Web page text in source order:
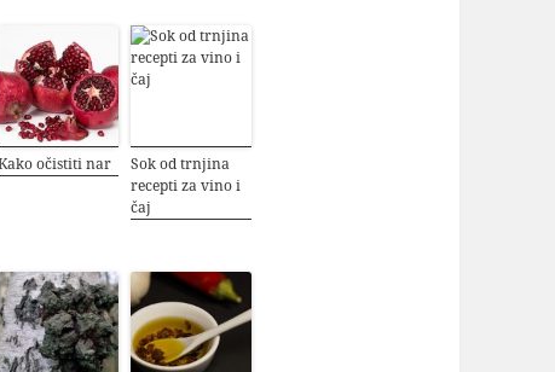
očistiti nar
Sok od trnjina
recepti za vino i
čaj